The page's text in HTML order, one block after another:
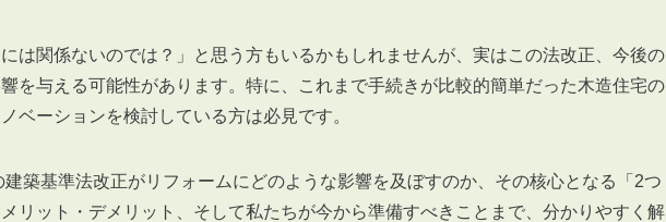
には関係ないのでは？」と思う方もいるかもしれませんが、実はこの法改正、今後の
を与える可能性があります。特に、これまで手続きが比較的簡単だった木造住宅の
ベーションを検討している方は必見です。
築基準法改正がリフォームにどのような影響を及ぼすのか、その核心となる「2つ
リット・デメリット、そして私たちが今から準備すべきことまで、分かりやすく解